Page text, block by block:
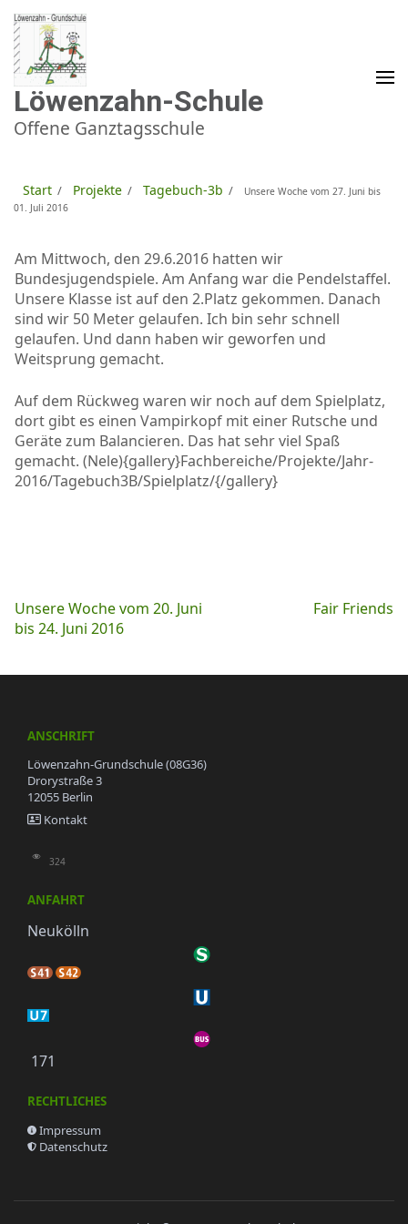
Zum
Inhalt
springen
(Enter
drücken)
Löwenzahn-Schule
Offene Ganztagsschule
Start / Projekte / Tagebuch-3b /
Unsere Woche vom 27. Juni bis
01. Juli 2016
Am Mittwoch, den 29.6.2016 hatten wir
Bundesjugendspiele. Am Anfang war die Pendelstaffel.
Unsere Klasse ist auf den 2.Platz gekommen. Danach
sind wir 50 Meter gelaufen. Ich bin sehr schnell
gelaufen. Und dann haben wir geworfen und
Weitsprung gemacht.
Auf dem Rückweg waren wir noch auf dem Spielplatz,
dort gibt es einen Vampirkopf mit einer Rutsche und
Geräte zum Balancieren. Das hat sehr viel Spaß
gemacht. (Nele){gallery}Fachbereiche/Projekte/Jahr-
2016/Tagebuch3B/Spielplatz/{/gallery}
Beitragsnavigation
Unsere Woche vom 20. Juni
bis 24. Juni 2016
Fair Friends
ANSCHRIFT
Löwenzahn-Grundschule (08G36)
Drorystraße 3
12055 Berlin
Kontakt
324
ANFAHRT
Neukölln
171
RECHTLICHES
Impressum
Datenschutz